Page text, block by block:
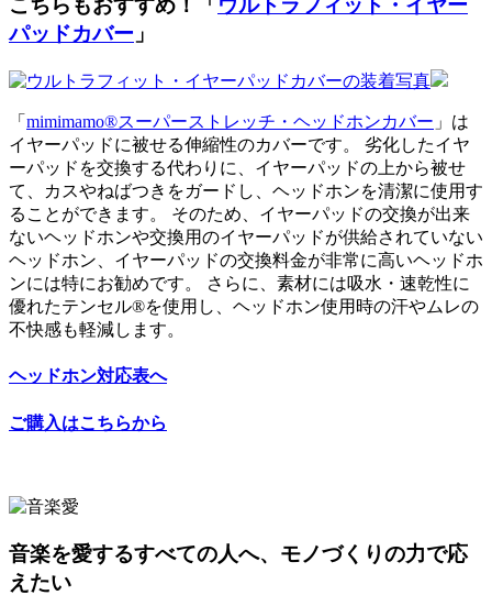
こちらもおすすめ！「 ウルトラフィット・イヤー
パッドカバー 」
「 mimimamo®スーパーストレッチ・ヘッドホンカバー 」は
イヤーパッドに被せる伸縮性のカバーです。 劣化したイヤ
ーパッドを交換する代わりに、イヤーパッドの上から被せ
て、カスやねばつきをガードし、ヘッドホンを清潔に使用す
ることができます。 そのため、イヤーパッドの交換が出来
ないヘッドホンや交換用のイヤーパッドが供給されていない
ヘッドホン、イヤーパッドの交換料金が非常に高いヘッドホ
ンには特にお勧めです。 さらに、素材には吸水・速乾性に
優れたテンセル®を使用し、ヘッドホン使用時の汗やムレの
不快感も軽減します。
ヘッドホン対応表へ
ご購入はこちらから
音楽を愛するすべての人へ、モノづくりの力で応
えたい